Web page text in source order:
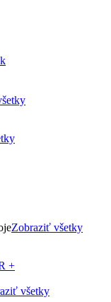
Zobraziť všetky
všetky